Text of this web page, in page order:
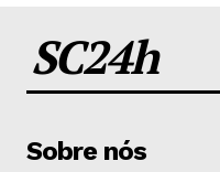
SC24h
Sobre nós